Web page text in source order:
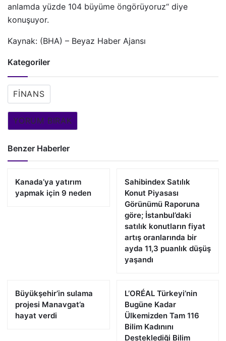
anlamda yüzde 104 büyüme öngörüyoruz“ diye
konuşuyor.
Kaynak: (BHA) – Beyaz Haber Ajansı
Kategoriler
FINANS
YORUM BIRAK
Benzer Haberler
Kanada’ya yatırım
yapmak için 9 neden
Sahibindex Satılık
Konut Piyasası
Görünümü Raporuna
göre; İstanbul’daki
satılık konutların fiyat
artış oranlarında bir
ayda 11,3 puanlık düşüş
yaşandı
Büyükşehir’in sulama
projesi Manavgat’a
hayat verdi
L’ORÉAL Türkeyi’nin
Bugüne Kadar
Ülkemizden Tam 116
Bilim Kadınını
Desteklediği Bilim